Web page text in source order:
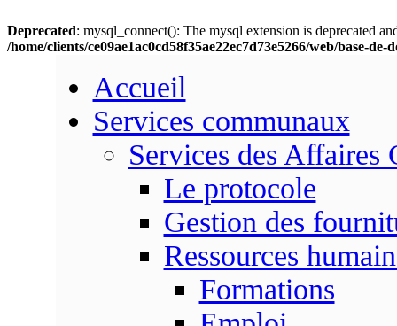
Deprecated: mysql_connect(): The mysql extension is deprecated
/home/clients/ce09ae1ac0cd58f35ae22ec7d73e5266/web/base-de-
Accueil
Services communaux
Services des Affaires
Le protocole
Gestion des
Ressources
Formations